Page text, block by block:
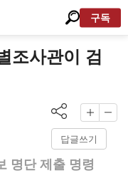
구독
조사관이 검
답글쓰기
명단 제출 명령